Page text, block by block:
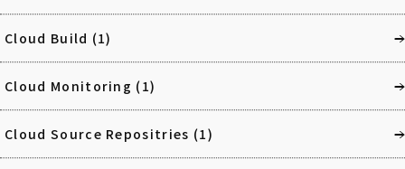
Cloud Build (1)
Cloud Monitoring (1)
Cloud Source Repositries (1)